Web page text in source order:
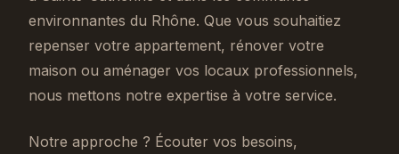
environnantes du Rhône. Que vous souhaitiez
repenser votre appartement, rénover votre
maison ou aménager vos locaux professionnels,
nous mettons notre expertise à votre service.
Notre approche ? Écouter vos besoins,